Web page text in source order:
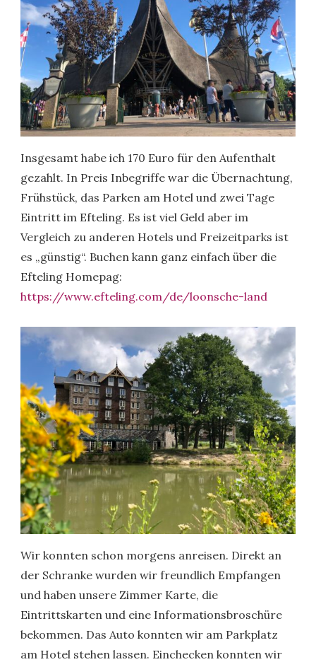
Insgesamt habe ich 170 Euro für den Aufenthalt
gezahlt. In Preis Inbegriffe war die Übernachtung,
Frühstück, das Parken am Hotel und zwei Tage
Eintritt im Efteling. Es ist viel Geld aber im
Vergleich zu anderen Hotels und Freizeitparks ist
es „günstig“. Buchen kann ganz einfach über die
Efteling Homepag:
https://www.efteling.com/de/loonsche-land
Wir konnten schon morgens anreisen. Direkt an
der Schranke wurden wir freundlich Empfangen
und haben unsere Zimmer Karte, die
Eintrittskarten und eine Informationsbroschüre
bekommen. Das Auto konnten wir am Parkplatz
am Hotel stehen lassen. Einchecken konnten wir